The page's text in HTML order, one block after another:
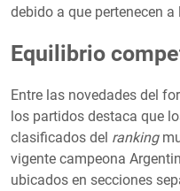
debido a que pertenecen a
Equilibrio
Entre las novedades del
los partidos destaca que
clasificados del ranking
vigente campeona
ubicados en secciones